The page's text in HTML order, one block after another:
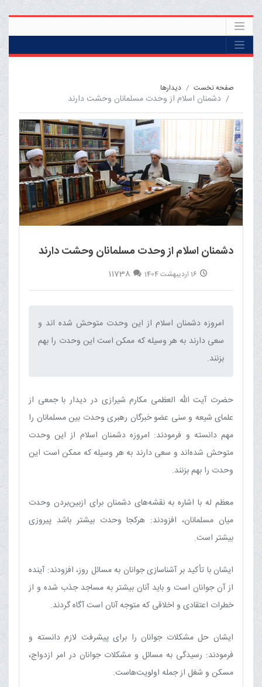
صفحه نخست ديدارها
دشمنان اسلام از وحدت مسلمانان وحشت دارند
دشمنان اسلام از وحدت مسلمانان وحشت دارند
16 اردیبهشت 1404 11738
امروزه دشمنان اسلام از این وحدت متوحش شده اند و
سعی دارند به هر وسیله که ممکن است این وحدت را بهم
بزنند.‌
حضرت آیت الله العظمی مکارم شیرازی در دیدار با جمعی از
علمای شیعه و سنی عضو خبرگان رهبری وحدت بین مسلمانان را
مهم دانسته و فرمودند: امروزه دشمنان اسلام از این وحدت
متوحش شده‌اند و سعی دارند به هر وسیله که ممکن است این
وحدت را بهم بزنند.
معظم له با اشاره به نقشه‌های دشمنان برای ازبین‌بردن وحدت
میان مسلمانان، افزودند: هرکجا وحدت بیشتر باشد پیروزی
بیشتر است.
ایشان با تأکید بر آشناسازی جوانان به مسائل روز، افزودند: آینده
از آن جوانان است و باید آنان بیشتر به مساجد جذب شده و از
خطرات اعتقادی و اخلاقی که متوجه آنان است آگاه گردند.
ایشان حل مشکلات جوانان را برای پیشرفت لازم دانسته و
فرمودند: رسیدگی به مسائل و مشکلات جوانان در امر ازدواج،
مسکن و شغل از جمله اولویت‌هاست.